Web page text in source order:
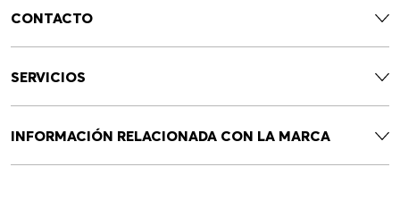
CONTACTO
SERVICIOS
INFORMACIÓN RELACIONADA CON LA MARCA